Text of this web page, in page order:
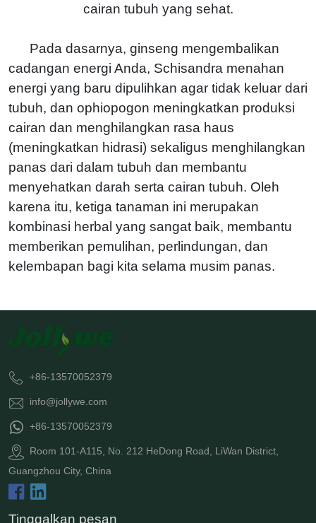
cairan tubuh yang sehat.
Pada dasarnya, ginseng mengembalikan
cadangan energi Anda, Schisandra menahan
energi yang baru dipulihkan agar tidak keluar dari
tubuh, dan ophiopogon meningkatkan produksi
cairan dan menghilangkan rasa haus
(meningkatkan hidrasi) sekaligus menghilangkan
panas dari dalam tubuh dan membantu
menyehatkan darah serta cairan tubuh. Oleh
karena itu, ketiga tanaman ini merupakan
kombinasi herbal yang sangat baik, membantu
memberikan pemulihan, perlindungan, dan
kelembapan bagi kita selama musim panas.
+86-13570052379
info@jollywe.com
+86-13570052379
Room 101-A115, No. 212 HeDong Road, LiWan District,
Guangzhou City, China
Tinggalkan pesan